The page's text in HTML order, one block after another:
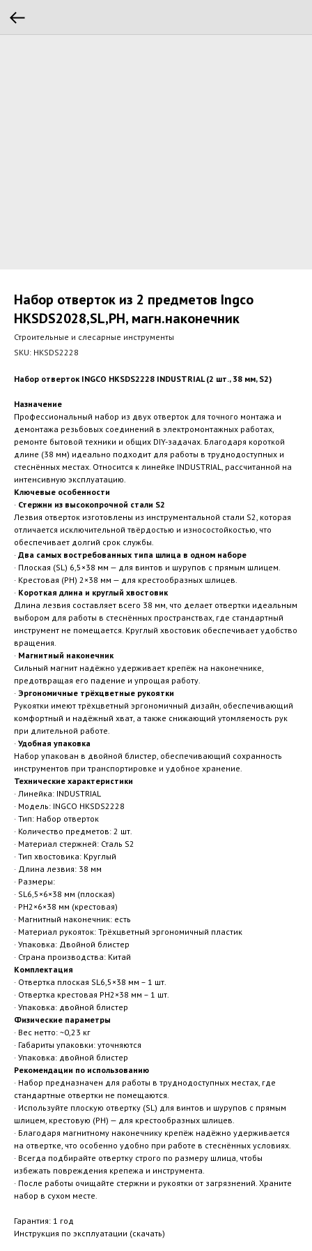
Набор отверток из 2 предметов Ingco
HKSDS2028,SL,PH, магн.наконечник
Строительные и слесарные инструменты
SKU: HKSDS2228
Набор отверток INGCO HKSDS2228 INDUSTRIAL (2 шт., 38 мм, S2)
Назначение
Профессиональный набор из двух отверток для точного монтажа и
демонтажа резьбовых соединений в электромонтажных работах,
ремонте бытовой техники и общих DIY-задачах. Благодаря короткой
длине (38 мм) идеально подходит для работы в труднодоступных и
стеснённых местах. Относится к линейке INDUSTRIAL, рассчитанной на
интенсивную эксплуатацию.
Ключевые особенности
· Стержни из высокопрочной стали S2
Лезвия отверток изготовлены из инструментальной стали S2, которая
отличается исключительной твёрдостью и износостойкостью, что
обеспечивает долгий срок службы.
· Два самых востребованных типа шлица в одном наборе
· Плоская (SL) 6,5×38 мм — для винтов и шурупов с прямым шлицем.
· Крестовая (PH) 2×38 мм — для крестообразных шлицев.
· Короткая длина и круглый хвостовик
Длина лезвия составляет всего 38 мм, что делает отвертки идеальным
выбором для работы в стеснённых пространствах, где стандартный
инструмент не помещается. Круглый хвостовик обеспечивает удобство
вращения.
· Магнитный наконечник
Сильный магнит надёжно удерживает крепёж на наконечнике,
предотвращая его падение и упрощая работу.
· Эргономичные трёхцветные рукоятки
Рукоятки имеют трёхцветный эргономичный дизайн, обеспечивающий
комфортный и надёжный хват, а также снижающий утомляемость рук
при длительной работе.
· Удобная упаковка
Набор упакован в двойной блистер, обеспечивающий сохранность
инструментов при транспортировке и удобное хранение.
Технические характеристики
· Линейка: INDUSTRIAL
· Модель: INGCO HKSDS2228
· Тип: Набор отверток
· Количество предметов: 2 шт.
· Материал стержней: Сталь S2
· Тип хвостовика: Круглый
· Длина лезвия: 38 мм
· Размеры:
· SL6,5×6×38 мм (плоская)
· PH2×6×38 мм (крестовая)
· Магнитный наконечник: есть
· Материал рукояток: Трёхцветный эргономичный пластик
· Упаковка: Двойной блистер
· Страна производства: Китай
Комплектация
· Отвертка плоская SL6,5×38 мм – 1 шт.
· Отвертка крестовая PH2×38 мм – 1 шт.
· Упаковка: двойной блистер
Физические параметры
· Вес нетто: ~0,23 кг
· Габариты упаковки: уточняются
· Упаковка: двойной блистер
Рекомендации по использованию
· Набор предназначен для работы в труднодоступных местах, где
стандартные отвертки не помещаются.
· Используйте плоскую отвертку (SL) для винтов и шурупов с прямым
шлицем, крестовую (PH) — для крестообразных шлицев.
· Благодаря магнитному наконечнику крепёж надёжно удерживается
на отвертке, что особенно удобно при работе в стеснённых условиях.
· Всегда подбирайте отвертку строго по размеру шлица, чтобы
избежать повреждения крепежа и инструмента.
· После работы очищайте стержни и рукоятки от загрязнений. Храните
набор в сухом месте.
Гарантия: 1 год
Инструкция по эксплуатации (скачать)